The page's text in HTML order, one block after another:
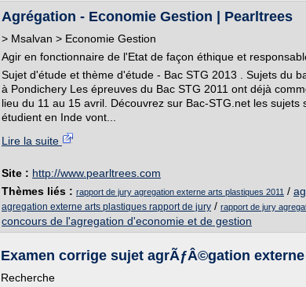
Agrégation - Economie Gestion | Pearltrees
> Msalvan > Economie Gestion
Agir en fonctionnaire de l'Etat de façon éthique et
Sujet d'étude et thème d'étude - Bac STG 2013 . Sujets du
à Pondichery Les épreuves du Bac STG 2011 ont déjà
lieu du 11 au 15 avril. Découvrez sur Bac-STG.net les
étudient en Inde vont...
Lire la suite
Site : http://www.pearltrees.com
Thèmes liés : rapport de jury agregation externe arts plastiques 2011 /
agregation externe arts plastiques rapport de jury / rapport de jury
concours de l'agregation d'economie et de gestion
Examen corrige sujet agrÃƒÂ©gation externe
Recherche